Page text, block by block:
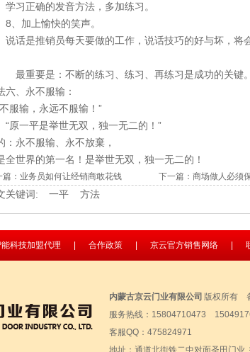
习正确的发音方法，多加练习。
加上愉快的笑声。
话是推销员每天要做的工作，说话技巧的好与坏，将
重要是：不断的练习、练习、再练习是成功的关键。
六、永不服输：
服输，永远不服输！”
一平是举世无双，独一无二的！”
：永不服输、永不放棄，
全世界的第一名！是举世无双，独一无二的！
： 业务员如何让经销商敢花钱 下一篇： 商场做人必须
关键词: 一平 方法
科技加盟代理 合作政策 京云官方销售网络
内蒙古京云门业有限公司 版权所有
服务热线：15804710473
客服QQ：475824971
地址：通道北街铁二中对面圣田门业